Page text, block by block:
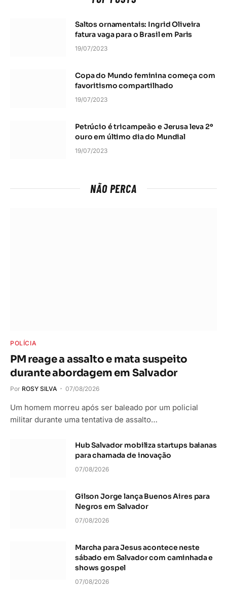
Saltos ornamentais: Ingrid Oliveira
fatura vaga para o Brasil em Paris
19/07/2023
Copa do Mundo feminina começa com
favoritismo compartilhado
19/07/2023
Petrúcio é tricampeão e Jerusa leva 2º
ouro em último dia do Mundial
19/07/2023
NÃO PERCA
POLÍCIA
PM reage a assalto e mata suspeito
durante abordagem em Salvador
Por ROSY SILVA 07/08/2026
Um homem morreu após ser baleado por um policial
militar durante uma tentativa de assalto…
Hub Salvador mobiliza startups baianas
para chamada de inovação
07/08/2026
Gilson Jorge lança Buenos Aires para
Negros em Salvador
07/08/2026
Marcha para Jesus acontece neste
sábado em Salvador com caminhada e
shows gospel
07/08/2026